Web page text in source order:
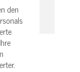
den